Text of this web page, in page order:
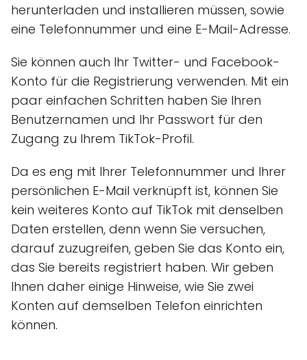
herunterladen und installieren müssen, sowie
eine Telefonnummer und eine E-Mail-Adresse.
Sie können auch Ihr Twitter- und Facebook-
Konto für die Registrierung verwenden. Mit ein
paar einfachen Schritten haben Sie Ihren
Benutzernamen und Ihr Passwort für den
Zugang zu Ihrem TikTok-Profil.
Da es eng mit Ihrer Telefonnummer und Ihrer
persönlichen E-Mail verknüpft ist, können Sie
kein weiteres Konto auf TikTok mit denselben
Daten erstellen, denn wenn Sie versuchen,
darauf zuzugreifen, geben Sie das Konto ein,
das Sie bereits registriert haben. Wir geben
Ihnen daher einige Hinweise, wie Sie zwei
Konten auf demselben Telefon einrichten
können.